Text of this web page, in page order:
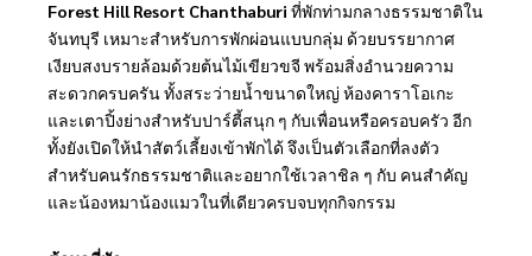
Forest Hill Resort Chanthaburi ที่พักท่ามกลางธรรมชาติใน
จันทบุรี เหมาะสำหรับการพักผ่อนแบบกลุ่ม ด้วยบรรยากาศ
เงียบสงบรายล้อมด้วยต้นไม้เขียวขจี พร้อมสิ่งอำนวยความ
สะดวกครบครัน ทั้งสระว่ายน้ำขนาดใหญ่ ห้องคาราโอเกะ
และเตาปิ้งย่างสำหรับปาร์ตี้สนุก ๆ กับเพื่อนหรือครอบครัว อีก
ทั้งยังเปิดให้นำสัตว์เลี้ยงเข้าพักได้ จึงเป็นตัวเลือกที่ลงตัว
สำหรับคนรักธรรมชาติและอยากใช้เวลาชิล ๆ กับ คนสำคัญ
และน้องหมาน้องแมวในที่เดียวครบจบทุกกิจกรรม